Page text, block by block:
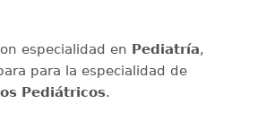
especialidad en Pediatría,
para la especialidad de
Pediátricos.